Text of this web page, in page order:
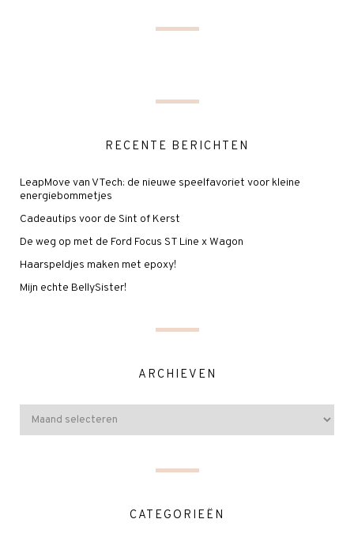
RECENTE BERICHTEN
LeapMove van VTech: de nieuwe speelfavoriet voor kleine
energiebommetjes
Cadeautips voor de Sint of Kerst
De weg op met de Ford Focus ST Line x Wagon
Haarspeldjes maken met epoxy!
Mijn echte BellySister!
ARCHIEVEN
CATEGORIEËN